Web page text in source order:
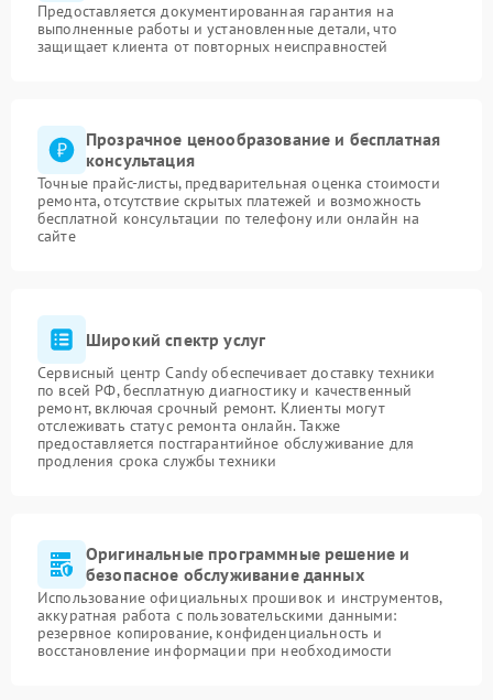
Предоставляется документированная гарантия на
выполненные работы и установленные детали, что
защищает клиента от повторных неисправностей
Прозрачное ценообразование и бесплатная
консультация
Точные прайс-листы, предварительная оценка стоимости
ремонта, отсутствие скрытых платежей и возможность
бесплатной консультации по телефону или онлайн на
сайте
Широкий спектр услуг
Сервисный центр Candy обеспечивает доставку техники
по всей РФ, бесплатную диагностику и качественный
ремонт, включая срочный ремонт. Клиенты могут
отслеживать статус ремонта онлайн. Также
предоставляется постгарантийное обслуживание для
продления срока службы техники
Оригинальные программные решение и
безопасное обслуживание данных
Использование официальных прошивок и инструментов,
аккуратная работа с пользовательскими данными:
резервное копирование, конфиденциальность и
восстановление информации при необходимости